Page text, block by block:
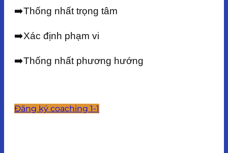
➡️Thống nhất trọng tâm
➡️Xác định phạm vi
➡️Thống nhất phương hướng
Đăng ký coaching 1-1